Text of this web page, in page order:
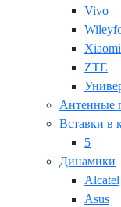
Vivo
Xiaomi
ZTE
Антенные
Вставки в
5
Динамики
Alcatel
Asus